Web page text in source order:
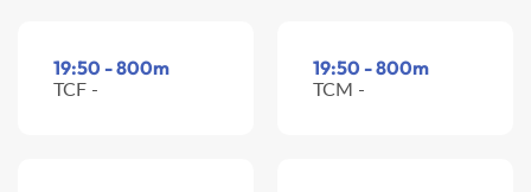
19:50 - 800m
TCF -
19:50 - 800m
TCM -